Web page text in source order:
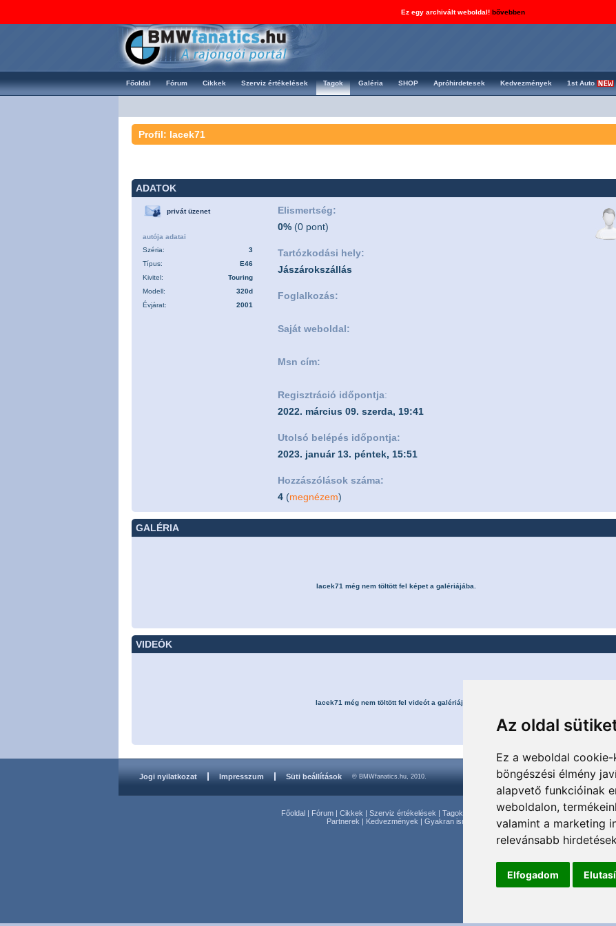
Az oldal
Ez a weboldal
böngészési élmény
alapvető funkcióinak
weboldalon,
valamint a marketing
relevánsabb
Elfogadom
Ez egy archivált weboldal! bővebben
Főoldal Fórum Cikkek Szerviz értékelések Tagok Galéria SHOP Apróhirdetesek Kedvezmények 1st Auto
Profil: lacek71
ADATOK
privát üzenet
autója adatai
Széria:
3
Típus:
E46
Kivitel:
Touring
Modell:
320d
Évjárat:
2001
Elismertség:
0% (0 pont)
Tartózkodási hely:
Jászárokszállás
Foglalkozás:
Saját weboldal:
Msn cím:
Regisztráció időpontja:
2022. március 09. szerda, 19:41
Utolsó belépés időpontja:
2023. január 13. péntek, 15:51
Hozzászólások száma:
4 (megnézem)
GALÉRIA
lacek71 még nem töltött fel képet a galériájába.
VIDEÓK
lacek71 még nem töltött fel videót a galériájába.
Jogi nyilatkozat Impresszum Süti beállítások © BMWfanatics.hu, 2010.
Főoldal| Fórum| Cikkek | Szerviz értékelések | Tagok Képgaléria |Videógaléria |Webshop|
Partnerek | Kedvezmények | Gyakran ismételt kérdések|BMWfanatics.hu kártya